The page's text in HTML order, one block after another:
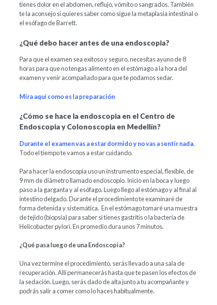
tienes dolor en el abdomen, reflujo, vómito o sangrados. También
te la aconsejo si quieres saber como sigue la metaplasia intestinal o
el esófago de Barrett.
¿Qué debo hacer antes de una endoscopia?
Para que el examen sea exitoso y seguro, necesitas ayuno de 8
horas para que no tengas alimento en el estómago a la hora del
examen y venir acompañado para que te podamos sedar.
Mira aquí como es la preparación
¿Cómo se hace la endoscopia en el Centro de
Endoscopia y Colonoscopia en Medellín?
Durante el examen vas a estar dormido y no vas a sentir nada.
Todo el tiempo te vamos a estar cuidando.
Para hacer la endoscopia uso un instrumento especial, flexible, de
9 mm de diámetro llamado endoscopio. Inicio en la boca y luego
paso a la garganta y al esófago. Luego llego al estómago y al final al
intestino delgado. Durante el procedimiento te examinaré de
forma detenida y sistemática. En el estómago tomaré una muestra
de tejido (biopsia) para saber si tienes gastritis o la bacteria de
Helicobacter pylori. En promedio dura unos 7 minutos.
¿Qué pasa luego de una Endoscopia?
Una vez termine el procedimiento, serás llevado a una sala de
recuperación. Allí permanecerás hasta que te pasen los efectos de
la sedación. Luego, serás dado de alta junto a tu acompañante y
podrás salir a comer como lo haces habitualmente.